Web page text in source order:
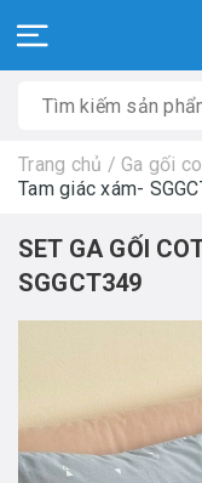
Trang chủ / Ga gối
Tam giác xám-
SET GA GỐI
SGGCT349